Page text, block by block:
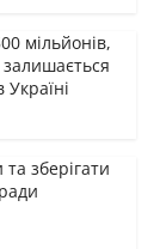
мільйонів,
зберігати